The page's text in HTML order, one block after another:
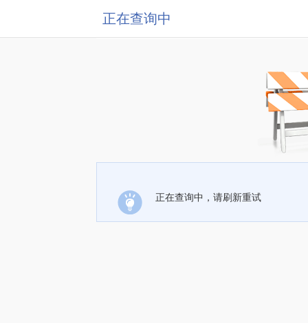
正在查询中
正在查询中，请刷新重试